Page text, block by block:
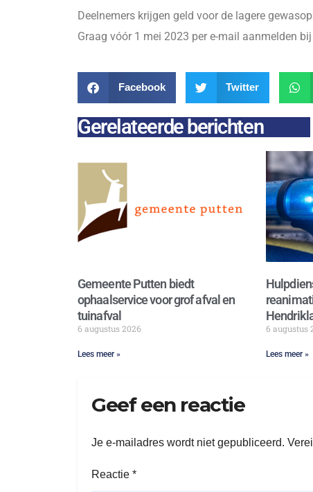
Deelnemers krijgen geld voor de lagere
Graag vóór 1 mei 2023 per e-mail aanmelden bij
Facebook Twitter
Gerelateerde berichten
Gemeente Putten biedt
ophaalservice voor grof afval en
tuinafval
6 augustus 2026
Lees meer »
6 augustus
Lees meer »
Geef een reactie
Je e-mailadres wordt niet gepubliceerd.
Reactie *